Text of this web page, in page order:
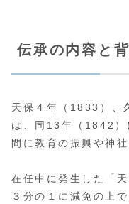
伝承の内容と
天保４年（1833）、
は、同13年（1842）
間に教育の振興や神
在任中に発生した「
３分の１に減免の上